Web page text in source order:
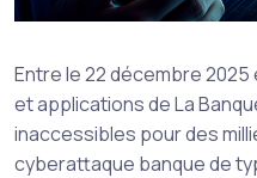
Entre le 22 décembre
et applications de La
inaccessibles pour des
cyberattaque banque de